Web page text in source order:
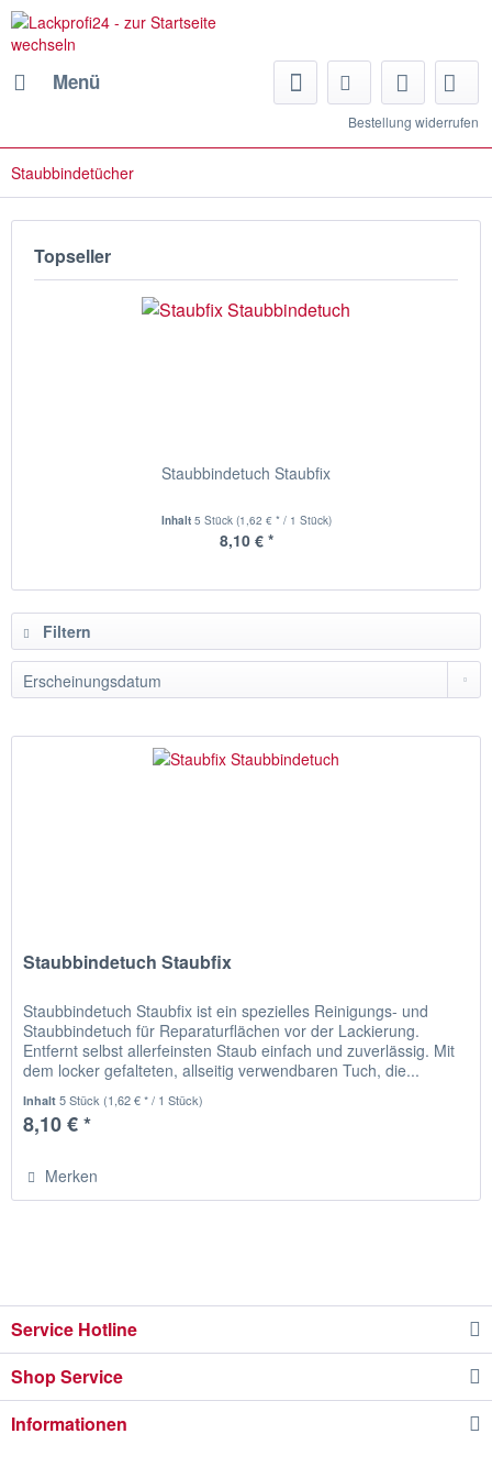
Menü
Bestellung widerrufen
Staubbindetücher
Topseller
Staubbindetuch Staubfix
Inhalt 5 Stück (1,62 € * / 1 Stück)
8,10 € *
Filtern
Staubbindetuch Staubfix
Staubbindetuch Staubfix ist ein spezielles Reinigungs- und
Staubbindetuch für Reparaturflächen vor der Lackierung.
Entfernt selbst allerfeinsten Staub einfach und zuverlässig. Mit
dem locker gefalteten, allseitig verwendbaren Tuch, die...
Inhalt5 Stück (1,62 € * / 1 Stück)
8,10 € *
Merken
Service Hotline
Shop Service
Informationen